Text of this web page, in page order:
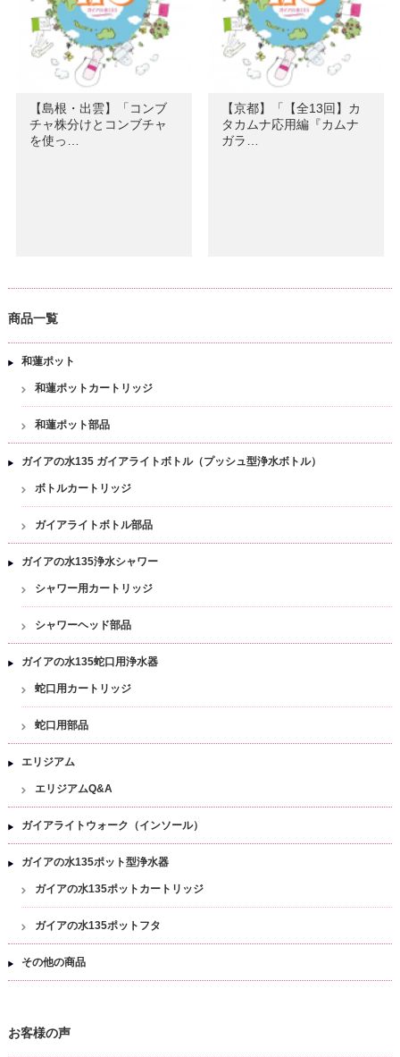
【島根・出雲】「コンブ
チャ株分けとコンブチャ
を使っ…
【京都】「【全13回】カ
タカムナ応用編『カムナ
ガラ…
商品一覧
和蓮ポット
和蓮ポットカートリッジ
和蓮ポット部品
ガイアの水135 ガイアライトボトル（プッシュ型浄水ボトル）
ボトルカートリッジ
ガイアライトボトル部品
ガイアの水135浄水シャワー
シャワー用カートリッジ
シャワーヘッド部品
ガイアの水135蛇口用浄水器
蛇口用カートリッジ
蛇口用部品
エリジアム
エリジアムQ&A
ガイアライトウォーク（インソール）
ガイアの水135ポット型浄水器
ガイアの水135ポットカートリッジ
ガイアの水135ポットフタ
その他の商品
お客様の声